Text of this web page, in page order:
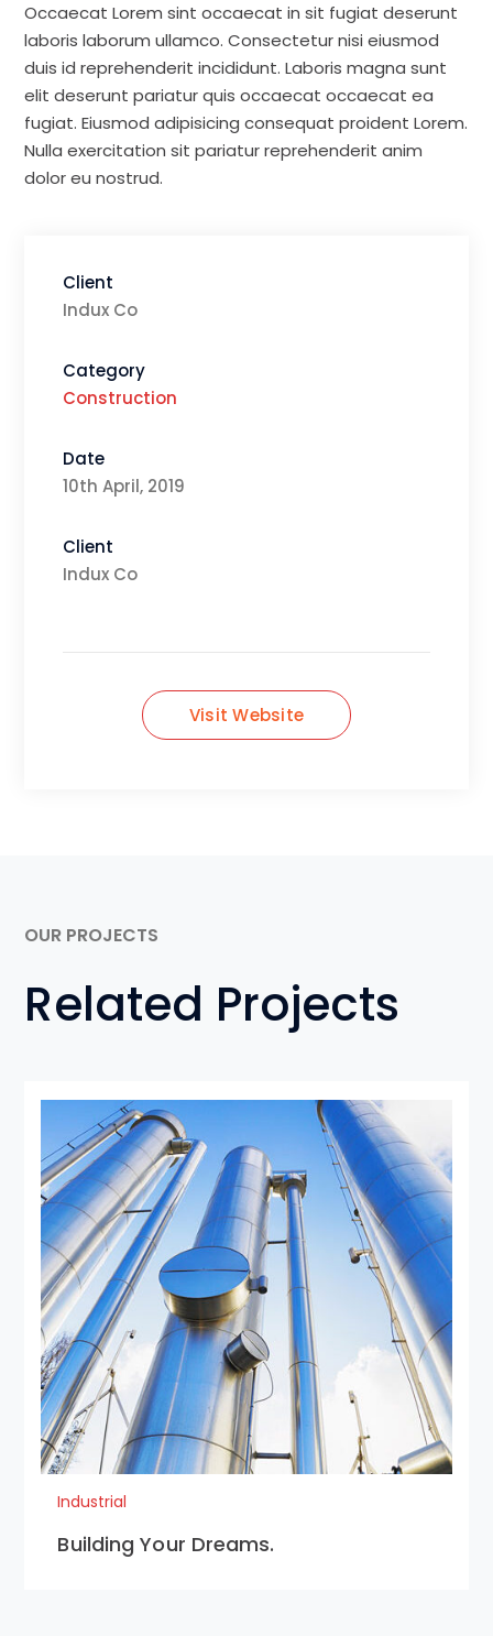
Occaecat Lorem sint occaecat in sit fugiat deserunt
laboris laborum ullamco. Consectetur nisi eiusmod
duis id reprehenderit incididunt. Laboris magna sunt
elit deserunt pariatur quis occaecat occaecat ea
fugiat. Eiusmod adipisicing consequat proident Lorem.
Nulla exercitation sit pariatur reprehenderit anim
dolor eu nostrud.
Client
Indux Co
Category
Construction
Date
10th April, 2019
Client
Indux Co
Visit Website
OUR PROJECTS
Related Projects
Industrial
Building Your Dreams.